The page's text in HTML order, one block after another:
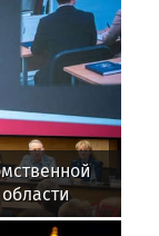
семинаре